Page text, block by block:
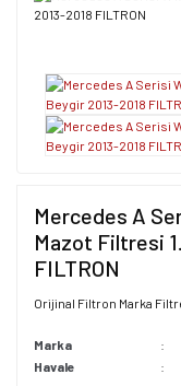
Mercedes A
Mazot Filtresi
FILTRON
Orijinal Filtron Marka
Marka
Havale